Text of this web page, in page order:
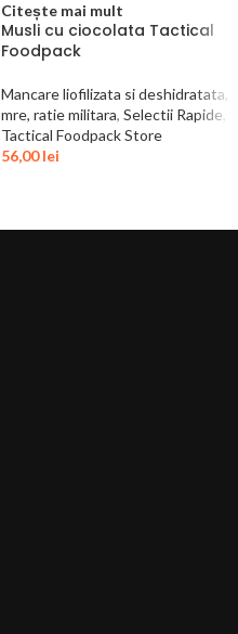
Citește mai mult
Musli cu ciocolata Tactical
Foodpack
Mancare liofilizata si deshidratata,
mre, ratie militara, Selectii Rapide
Tactical Foodpack Store
56,00lei